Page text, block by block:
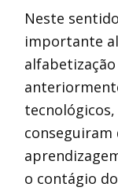
Neste
importante
conseguiram
o contágio